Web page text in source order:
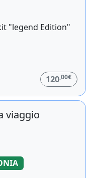
"legend Edition"
120,00€
viaggio